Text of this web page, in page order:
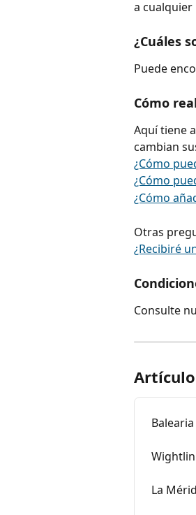
a cualquier
¿Cuáles
Puede
Cómo
Aquí tiene
cambian
¿Cómo
¿Cómo
¿Cómo
Otras
¿Recibiré
Consulte
La